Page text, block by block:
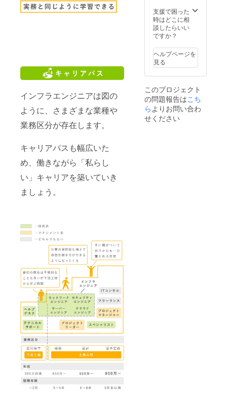
インフラエンジニアは図の
ように、さまざまな業種や
業務区分が存在します。
キャリアパスも幅広いた
め、働きながら「私らし
い」キャリアを築いていき
ましょう。
は任意
です。
場所は
都内で
方の方
や詳細
ら決め
させて
いただ
きま
す。 そ
（オン
ライン
サポー
トも
の他詳
細は相
せてい
ただき
ます。
その他
ご要望
や詳細
はやり
取りを
しなが
させて
いただ
要望な
どは備
考欄に
ご記載
くださ
さい。
支援で困った
時はどこに相
談したらいい
ですか？
ヘルプページを
見る
このプロジェクト
の問題報告はこち
らよりお問い合わ
せください